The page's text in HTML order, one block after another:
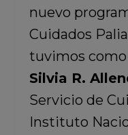
nuevo
Cuidados
tuvimos como
Silvia R.
Servicio de
Instituto